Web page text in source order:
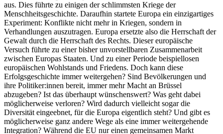
aus. Dies führte zu einigen der schlimmsten Kriege der
Menschheitsgeschichte. Daraufhin startete Europa ein einzigartiges
Experiment: Konflikte nicht mehr in Kriegen, sondern in
Verhandlungen auszutragen. Europa ersetzte also die Herrschaft der
Gewalt durch die Herrschaft des Rechts. Dieser europäische
Versuch führte zu einer bisher unvorstellbaren Zusammenarbeit
zwischen Europas Staaten. Und zu einer Periode beispiellosen
europäischen Wohlstands und Friedens. Doch kann diese
Erfolgsgeschichte immer weitergehen? Sind Bevölkerungen und
ihre Politiker:innen bereit, immer mehr Macht an Brüssel
abzugeben? Ist das überhaupt wünschenswert? Was geht dabei
möglicherweise verloren? Wird dadurch vielleicht sogar die
Diversität eingeebnet, für die Europa eigentlich steht? Und gibt es
möglicherweise ganz andere Wege als eine immer weitergehende
Integration? Während die EU nur einen gemeinsamen Markt